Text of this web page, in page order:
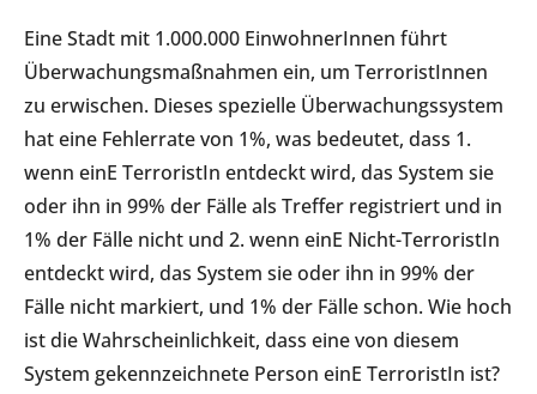
Eine Stadt mit 1.000.000 EinwohnerInnen führt
Überwachungsmaßnahmen ein, um TerroristInnen
zu erwischen. Dieses spezielle Überwachungssystem
hat eine Fehlerrate von 1%, was bedeutet, dass 1.
wenn einE TerroristIn entdeckt wird, das System sie
oder ihn in 99% der Fälle als Treffer registriert und in
1% der Fälle nicht und 2. wenn einE Nicht-TerroristIn
entdeckt wird, das System sie oder ihn in 99% der
Fälle nicht markiert, und 1% der Fälle schon. Wie hoch
ist die Wahrscheinlichkeit, dass eine von diesem
System gekennzeichnete Person einE TerroristIn ist?